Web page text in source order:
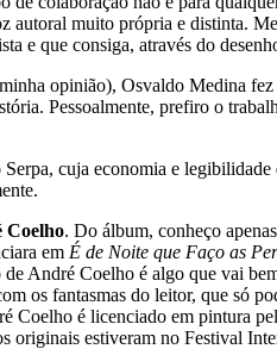
autoral muito própria e distinta.
e que consiga, através do
opinião), Osvaldo Medina
Pessoalmente, prefiro o
cuja economia e
Coelho. Do álbum, conheço
em É de Noite que Faço as
André Coelho é algo que vai
os fantasmas do leitor, que só
é licenciado em pintura
originais estiveram no Festival